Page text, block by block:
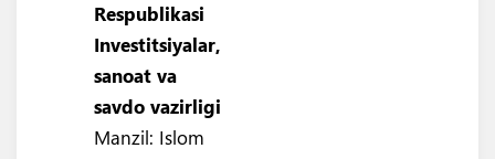
Respublikasi
Investitsiyalar,
sanoat va
savdo vazirligi
Manzil: Islom